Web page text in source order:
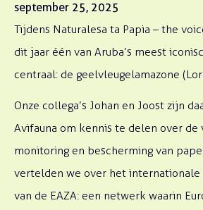
september 25, 2025
Tijdens Naturalesa ta Papia – the
dit jaar één van Aruba’s meest
centraal: de geelvleugelamazone
Onze collega’s Johan en Joost zijn
Avifauna om kennis te delen over de
monitoring en bescherming van
vertelden we over het internationale
van de EAZA: een netwerk waarin